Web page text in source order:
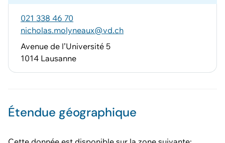
021 338 46 70
nicholas.molyneaux@vd.ch
Avenue de l’Université 5
1014 Lausanne
Étendue géographique